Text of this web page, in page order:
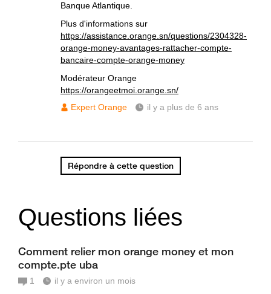
Banque Atlantique.
Plus d'informations sur
https://assistance.orange.sn/questions/2304328-
orange-money-avantages-rattacher-compte-
bancaire-compte-orange-money
Modérateur Orange
https://orangeetmoi.orange.sn/
Expert Orange
il y a plus de 6 ans
Répondre à cette question
Questions liées
Comment relier mon orange money et mon
compte.pte uba
1 il y a environ un mois